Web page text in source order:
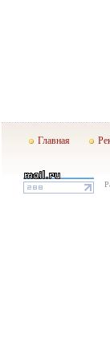
Главная